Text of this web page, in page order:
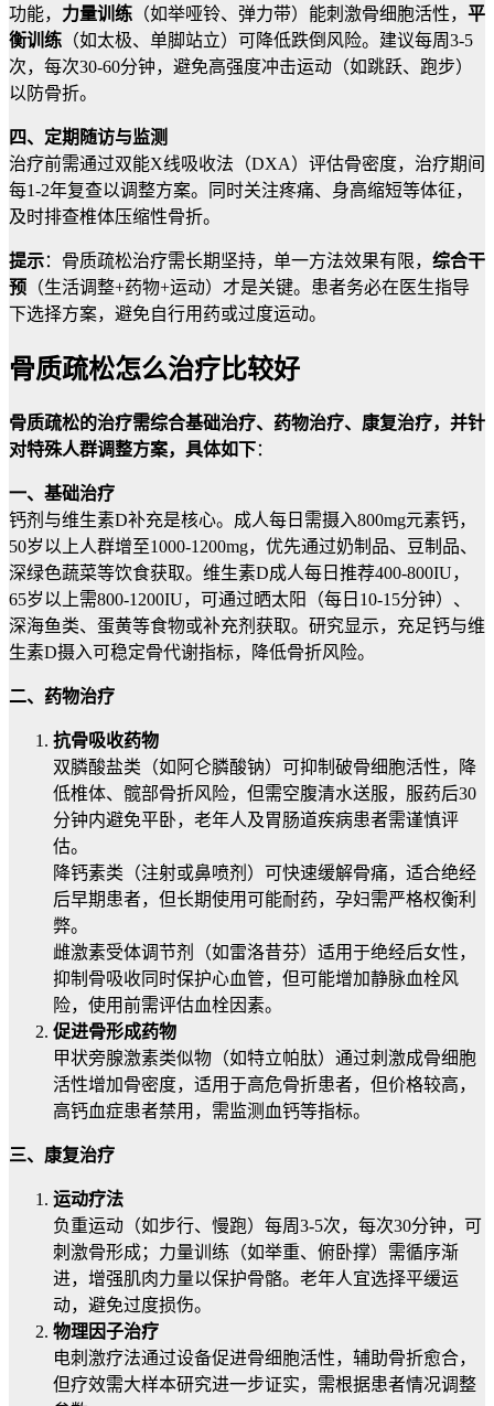
功能， 力量训练 （如举哑铃、弹力带）能刺激骨细胞活性， 平
衡训练 （如太极、单脚站立）可降低跌倒风险。建议每周3-5
次，每次30-60分钟，避免高强度冲击运动（如跳跃、跑步）
以防骨折。
四、定期随访与监测
治疗前需通过双能X线吸收法（DXA）评估骨密度，治疗期间
每1-2年复查以调整方案。同时关注疼痛、身高缩短等体征，
及时排查椎体压缩性骨折。
提示：骨质疏松治疗需长期坚持，单一方法效果有限， 综合干
预 （生活调整+药物+运动）才是关键。患者务必在医生指导
下选择方案，避免自行用药或过度运动。
骨质疏松怎么治疗比较好
骨质疏松的治疗需综合基础治疗、药物治疗、康复治疗，并针
对特殊人群调整方案，具体如下：
一、基础治疗
钙剂与维生素D补充是核心。成人每日需摄入800mg元素钙，
50岁以上人群增至1000-1200mg，优先通过奶制品、豆制品、
深绿色蔬菜等饮食获取。维生素D成人每日推荐400-800IU，
65岁以上需800-1200IU，可通过晒太阳（每日10-15分钟）、
深海鱼类、蛋黄等食物或补充剂获取。研究显示，充足钙与维
生素D摄入可稳定骨代谢指标，降低骨折风险。
二、药物治疗
抗骨吸收药物
双膦酸盐类（如阿仑膦酸钠）可抑制破骨细胞活性，降
低椎体、髋部骨折风险，但需空腹清水送服，服药后30
分钟内避免平卧，老年人及胃肠道疾病患者需谨慎评
估。
降钙素类（注射或鼻喷剂）可快速缓解骨痛，适合绝经
后早期患者，但长期使用可能耐药，孕妇需严格权衡利
弊。
雌激素受体调节剂（如雷洛昔芬）适用于绝经后女性，
抑制骨吸收同时保护心血管，但可能增加静脉血栓风
险，使用前需评估血栓因素。
促进骨形成药物
甲状旁腺激素类似物（如特立帕肽）通过刺激成骨细胞
活性增加骨密度，适用于高危骨折患者，但价格较高，
高钙血症患者禁用，需监测血钙等指标。
三、康复治疗
运动疗法
负重运动（如步行、慢跑）每周3-5次，每次30分钟，可
刺激骨形成；力量训练（如举重、俯卧撑）需循序渐
进，增强肌肉力量以保护骨骼。老年人宜选择平缓运
动，避免过度损伤。
物理因子治疗
电刺激疗法通过设备促进骨细胞活性，辅助骨折愈合，
但疗效需大样本研究进一步证实，需根据患者情况调整